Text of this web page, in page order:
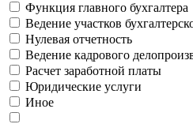
Функция главного бухгалтера
Ведение участков
Нулевая отчетность
Ведение кадрового
Расчет заработной платы
Юридические услуги
Иное